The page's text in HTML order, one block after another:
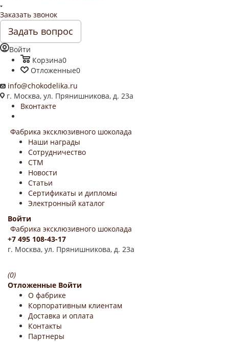
Заказать звонок
Задать вопрос
Войти
Корзина0
Отложенные0
info@chokodelika.ru
г. Москва, ул. Прянишникова, д. 23а
Вконтакте
Фабрика эксклюзивного шоколада
Наши награды
Сотрудничество
СТМ
Новости
Статьи
Сертификаты и дипломы
Электронный каталог
Войти
Фабрика эксклюзивного шоколада
+7 495 108-43-17
г. Москва, ул. Прянишникова, д. 23а
(0)
Отложенные Войти
О фабрике
Корпоративным клиентам
Доставка и оплата
Контакты
Партнеры